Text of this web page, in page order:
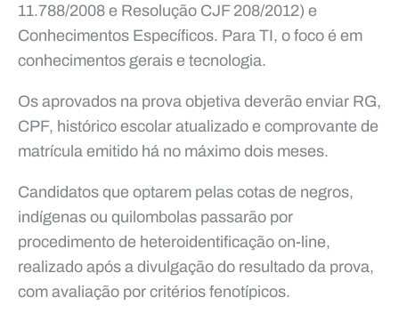
11.788/2008 e Resolução CJF 208/2012) e
Conhecimentos Específicos. Para TI, o foco é em
conhecimentos gerais e tecnologia.
Os aprovados na prova objetiva deverão enviar RG,
CPF, histórico escolar atualizado e comprovante de
matrícula emitido há no máximo dois meses.
Candidatos que optarem pelas cotas de negros,
indígenas ou quilombolas passarão por
procedimento de heteroidentificação on-line,
realizado após a divulgação do resultado da prova,
com avaliação por critérios fenotípicos.